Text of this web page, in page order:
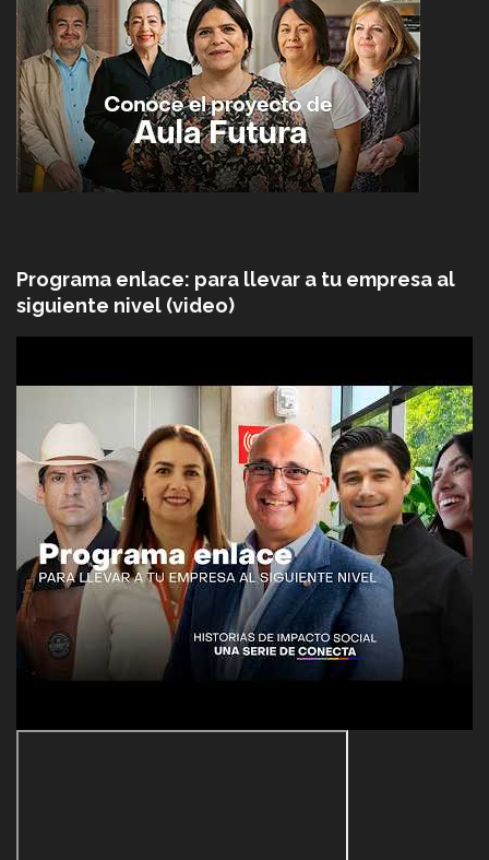
Programa enlace: para llevar a tu empresa al
siguiente nivel (video)